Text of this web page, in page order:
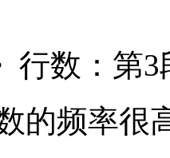
行数：第
的频率